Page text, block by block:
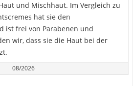
und Mischhaut. Im Vergleich zu
hat sie den
ist frei von Parabenen und
wir, dass sie die Haut bei der
08/2026